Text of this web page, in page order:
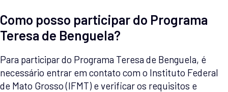
Como posso participar do Programa
Teresa de Benguela?
Para participar do Programa Teresa de Benguela, é
necessário entrar em contato com o Instituto Federal
de Mato Grosso (IFMT) e verificar os requisitos e